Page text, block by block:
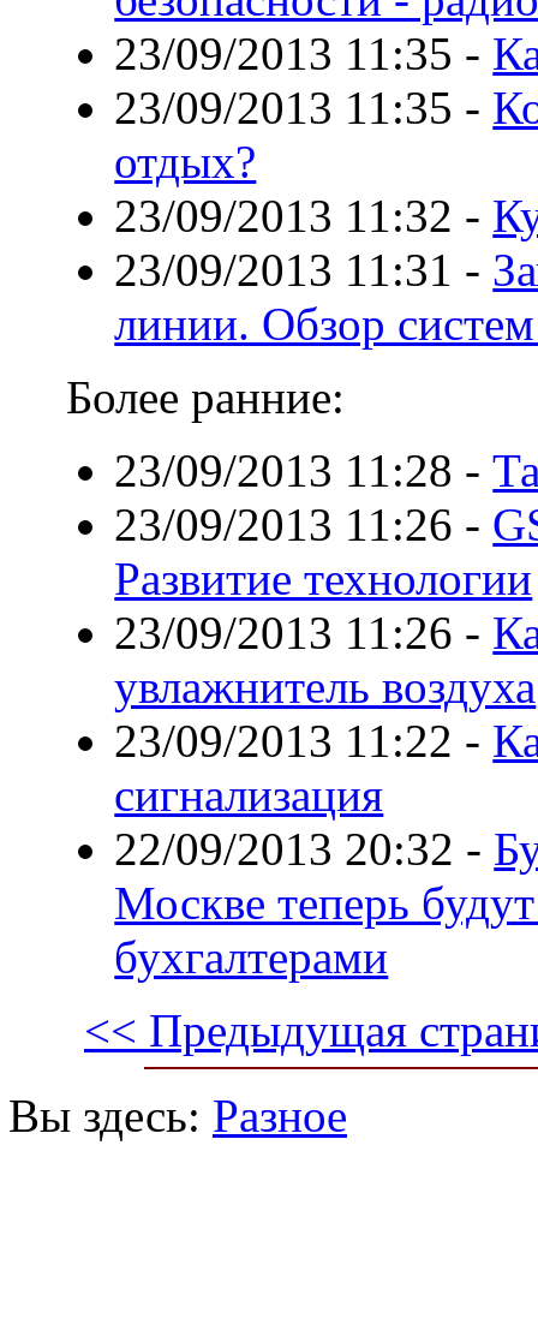
23/09/2013 11:35 -
23/09/2013 11:35 -
отдых?
23/09/2013 11:32 -
23/09/2013 11:31 -
линии. Обзор
Более ранние:
23/09/2013 11:28 -
23/09/2013 11:26 -
Развитие технологии
23/09/2013 11:26 -
увлажнитель воздуха
23/09/2013 11:22 -
сигнализация
22/09/2013 20:32 -
Москве теперь
бухгалтерами
<< Предыдущая
Вы здесь: Разное